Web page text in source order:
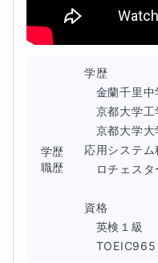
十分に解けない方が多
パターンを暗記しよう
野の全てのパターンな
れます。本講座では、
に問題を解くことがで
高校数学は、基本的な
ちよく問題を解くこと
学歴
職歴
学歴
金蘭千里中
京都大学工
京都大学大
応用システム
ロチェスタ
資格
英検１級
TOEIC965